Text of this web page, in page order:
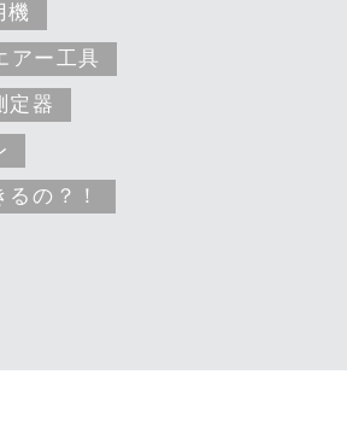
機
アー工具
定器
の？！